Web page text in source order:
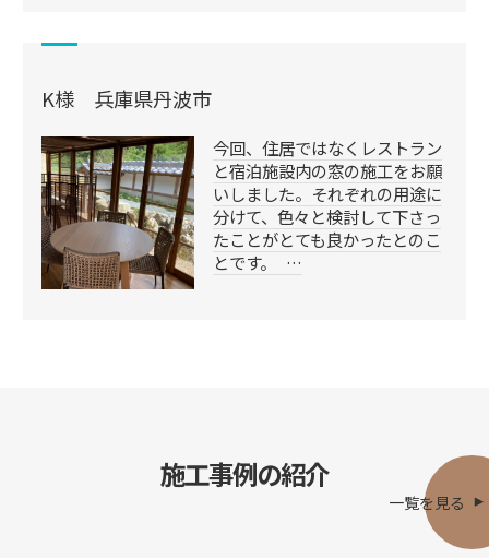
K様 兵庫県丹波市
今回、住居ではなくレストラン
と宿泊施設内の窓の施工をお願
いしました。それぞれの用途に
分けて、色々と検討して下さっ
たことがとても良かったとのこ
とです。 …
施工事例の紹介
一覧を見る